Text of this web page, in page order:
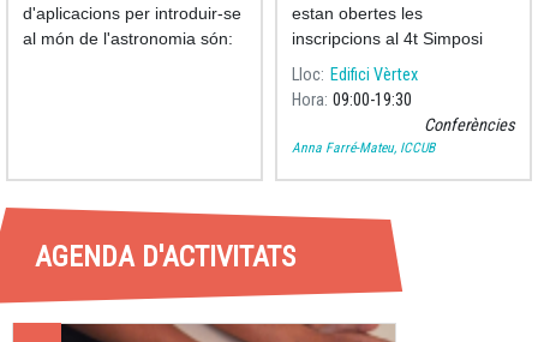
d'aplicacions per introduir-se
al món de l'astronomia són:
estan obertes les
inscripcions al 4t Simposi
d’Activitats Educative
Lloc Edifici Vèrtex
Hora 09:00 19:30
Conferències
Anna Farré-Mateu, ICCUB
AGENDA D'ACTIVITATS